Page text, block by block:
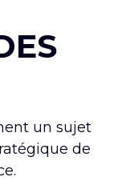
un sujet
de